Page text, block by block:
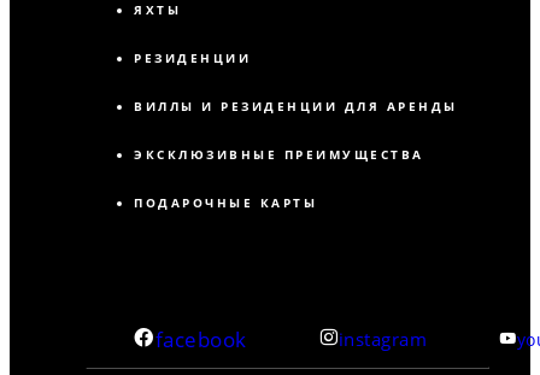
ЯХТЫ
РЕЗИДЕНЦИИ
ВИЛЛЫ И РЕЗИДЕНЦИИ ДЛЯ АРЕНДЫ
ЭКСКЛЮЗИВНЫЕ ПРЕИМУЩЕСТВА
ПОДАРОЧНЫЕ КАРТЫ
facebook instagram